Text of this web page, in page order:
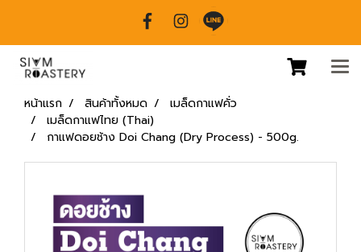
หน้าแรก สินค้าทั้งหมด
เมล็ดกาแฟคั่ว
เมล็ดกาแฟไทย (Thai)
กาแฟดอยช้าง Doi Chang (Dry Process) - 500g.